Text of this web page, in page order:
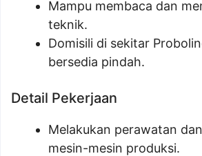
Mampu membaca dan
teknik.
Domisili di sekitar
bersedia pindah.
Detail Pekerjaan
Melakukan perawatan
mesin-mesin produksi.